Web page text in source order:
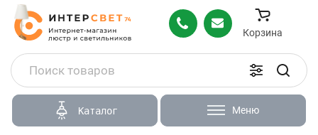
Корзина
Каталог Меню